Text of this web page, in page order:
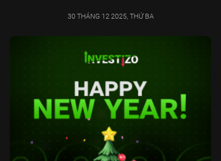
30 THÁNG 12 2025, THỨ BA